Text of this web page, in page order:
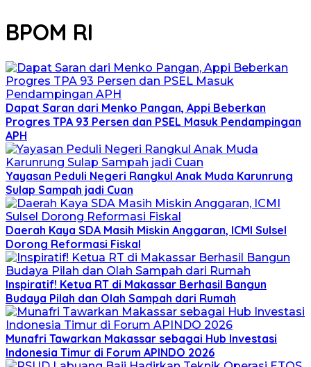
BPOM RI
Dapat Saran dari Menko Pangan, Appi Beberkan
Progres TPA 93 Persen dan PSEL Masuk Pendampingan
APH
Yayasan Peduli Negeri Rangkul Anak Muda Karunrung
Sulap Sampah jadi Cuan
Daerah Kaya SDA Masih Miskin Anggaran, ICMI Sulsel
Dorong Reformasi Fiskal
Inspiratif! Ketua RT di Makassar Berhasil Bangun
Budaya Pilah dan Olah Sampah dari Rumah
Munafri Tawarkan Makassar sebagai Hub Investasi
Indonesia Timur di Forum APINDO 2026